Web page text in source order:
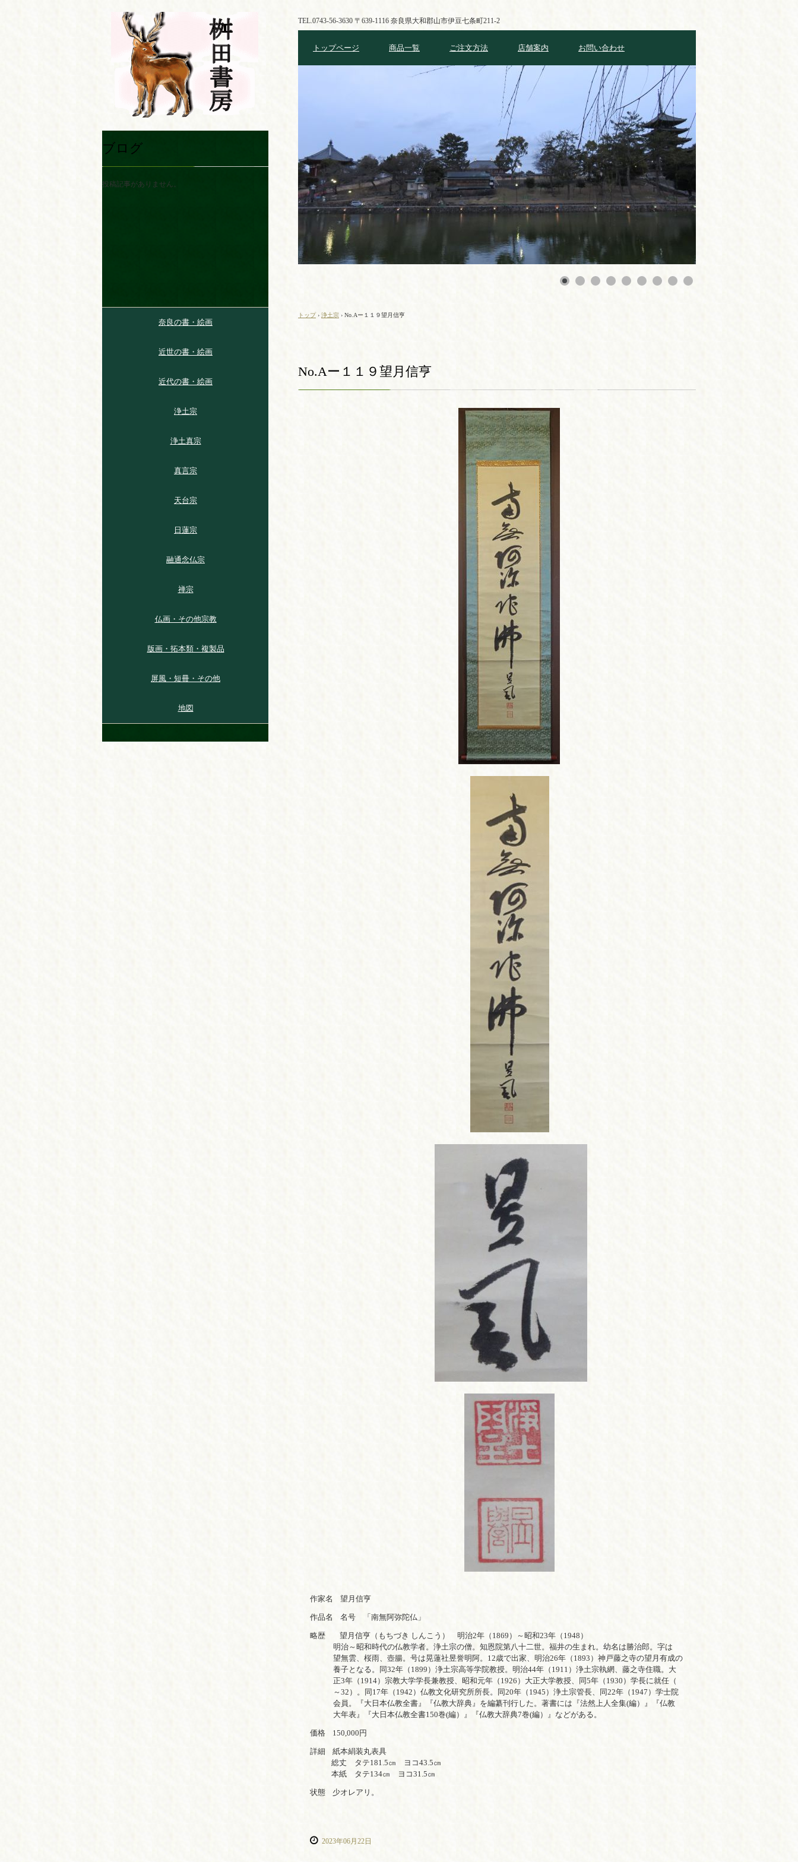
TEL.0743-56-3630 〒639-1116 奈良県大和郡山市伊豆七条町211-2
トップページ 商品一覧 ご注文方法 店舗案内 お問い合わせ
トップ › 浄土宗 › No.Aー１１９望月信亨
No.Aー１１９望月信亨
作家名 望月信亨
作品名 名号 「南無阿弥陀仏」
略歴
望月信亨（もちづき しんこう） 明治2年（1869）～昭和23年（1948）
明治～昭和時代の仏教学者。浄土宗の僧。知恩院第八十二世。福井の生まれ。幼名は勝治郎。字は
望無雲、桜雨、壺腸。号は晃蓮社昱誉明阿。12歳で出家、明治26年（1893）神戸藤之寺の望月有成の
養子となる。同32年（1899）浄土宗高等学院教授。明治44年（1911）浄土宗執網、藤之寺住職。大
正3年（1914）宗教大学学長兼教授、昭和元年（1926）大正大学教授、同5年（1930）学長に就任（
～32）。同17年（1942）仏教文化研究所所長。同20年（1945）浄土宗管長、同22年（1947）学士院
会 員。『大日本仏教全書』『仏教大辞典』を編纂刊行した。著書には『法然上人全集(編）』『仏教
大年表』『大日本仏教全書150巻(編）』『仏教大辞典7巻(編）』などがある。
価格 150,000円
詳細
紙本絹装丸表具
総丈 タテ181.5㎝ ヨコ43.5㎝
本紙 タテ134㎝ ヨコ31.5㎝
状態 少オレアリ。
2023年06月22日
ブログ
投稿記事がありません。
奈良の書・絵画
近世の書・絵画
近代の書・絵画
浄土宗
浄土真宗
真言宗
天台宗
日蓮宗
融通念仏宗
禅宗
仏画・その他宗教
版画・拓本類・複製品
屏風・短冊・その他
地図